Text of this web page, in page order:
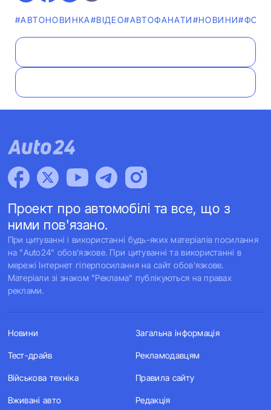
#АВТОНОВИНКА#ВІДЕО#АВТОФАНАТИ#НОВИНИ#ФОТО
Проект про автомобілі та все, що з
ними пов'язано.
При цитуванні і використанні будь-яких матеріалів посилання
на "Auto24" обов'язкове. При цитуванні та використанні в
мережі Інтернет гіперпосилання на сайт обов'язкове.
Матеріали зі знаком "Реклама" публікуються на правах
реклами.
Новини
Тест-драйв
Військова техніка
Вживані авто
Загальна інформація
Рекламодавцям
Правила сайту
Редакція